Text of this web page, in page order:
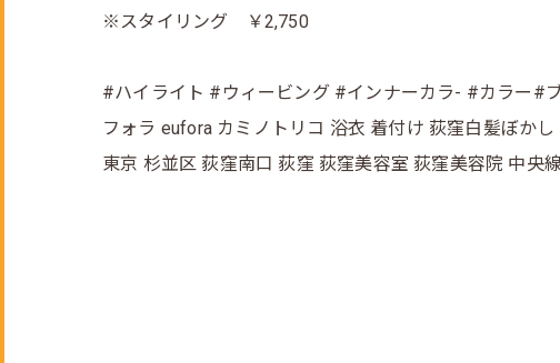
※スタイリング ￥2,750
#ハイライト #ウィービング #インナーカラ- #カラー#
フォラ eufora カミノトリコ 浴衣 着付け 荻窪白髪ぼか
東京 杉並区 荻窪南口 荻窪 荻窪美容室 荻窪美容院 中央